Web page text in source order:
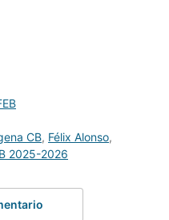
CB, Félix Alonso,
2025-2026